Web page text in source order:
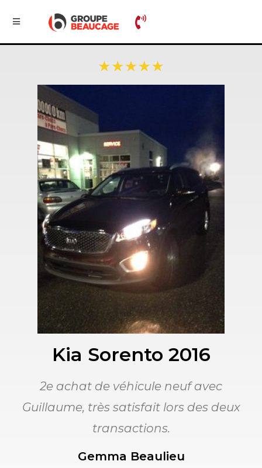
Kia Sorento 2016
2e achat de véhicule neuf avec
Guillaume, très satisfait lors des deux
transactions.
Gemma Beaulieu